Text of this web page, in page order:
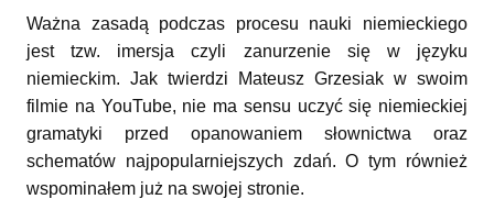
Ważna zasadą podczas procesu nauki niemieckiego
jest tzw. imersja czyli zanurzenie się w języku
niemieckim. Jak twierdzi Mateusz Grzesiak w swoim
filmie na YouTube, nie ma sensu uczyć się niemieckiej
gramatyki przed opanowaniem słownictwa oraz
schematów najpopularniejszych zdań. O tym również
wspominałem już na swojej stronie.